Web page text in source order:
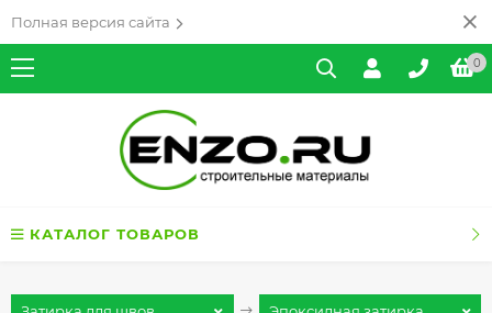
Полная версия сайта
0
КАТАЛОГ ТОВАРОВ